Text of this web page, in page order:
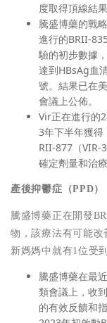
度取得頂線結果
騰盛博藥的戰
進行的BRII-
驗的初步數據
達到HBsAg血
號。結果已在
會議上公佈。
Vir正在進行的
3年下半年獲
RII-877（VIR-
確定劑量和治
產後抑鬱症（PPD）
騰盛博藥正在開發
物，該療法有可能改
新媽媽中就有1位受
騰盛博藥在最
類會議上，收
的有效反饋和